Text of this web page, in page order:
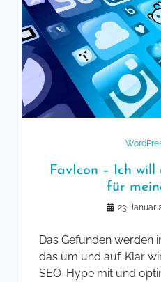
FavIcon – Ich will
für
23. Januar
Das Gefunden werden
das um und auf. Klar
SEO-Hype mit und